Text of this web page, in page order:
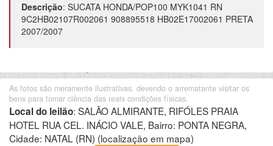
Descrição: SUCATA HONDA/POP100 MYK1041 RN
9C2HB02107R002061 908895518 HB02E17002061 PRETA
2007/2007
As fotos são meramente ilustrativas, devendo o arrematante visitar os
bens para tomar ciência das reais condições físicas.
Local do leilão: SALÃO ALMIRANTE, RIFÓLES PRAIA
HOTEL RUA CEL. INÁCIO VALE, Bairro: PONTA NEGRA,
Cidade: NATAL (RN) (localização em mapa)